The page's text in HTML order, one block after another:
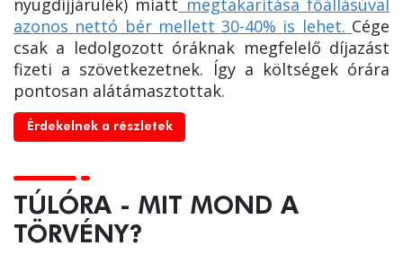
azonos nettó bér mellett 30-40% is lehet. Cége
csak a ledolgozott óráknak megfelelő díjazást
fizeti a szövetkezetnek. Így a költségek órára
pontosan alátámasztottak.
Érdekelnek a részletek
TÚLÓRA - MIT MOND A
TÖRVÉNY?